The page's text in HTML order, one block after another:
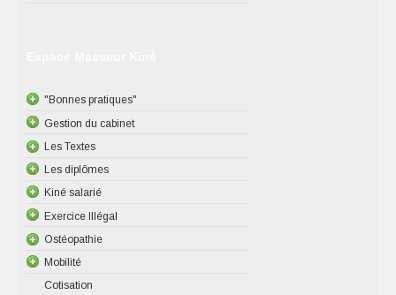
"Bonnes pratiques"
Gestion du cabinet
Les Textes
Les diplômes
Kiné salarié
Exercice Illégal
Ostéopathie
Mobilité
Cotisation